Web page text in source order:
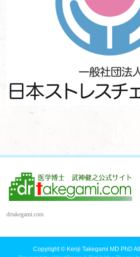
drtakegami.com
Copyright © Kenji Takegami MD PhD